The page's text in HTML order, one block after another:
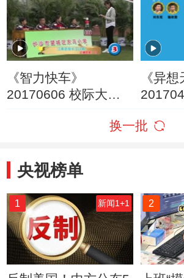
战
《智力快车》
20170606 校际大比
《异想
换一批
央视榜单
1 新闻1+1 2